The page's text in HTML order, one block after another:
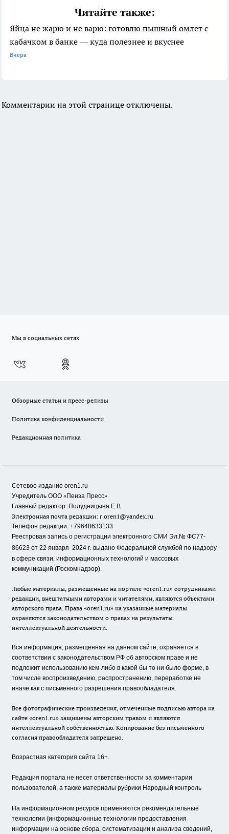
Читайте также:
Яйца не жарю и не варю: готовлю пышный омлет с
кабачком в банке — куда полезнее и вкуснее
Вчера
Комментарии на этой странице отключены.
Мы в социальных сетях
Обзорные статьи и пресс-релизы
Политика конфиденциальности
Редакционная политика
Сетевое издание oren1.ru
Учредитель ООО «Пенза Пресс»
Главный редактор: Полудницына Е.В.
Электронная почта редакции: r.oren1@yandex.ru
Телефон редакции: +79648633133
Реестровая запись о регистрации электронного СМИ Эл.№ ФС77-
86623 от 22 января 2024 г. выдано Федеральной службой по надзору
в сфере связи, информационных технологий и массовых
коммуникаций (Роскомнадзор).
Любые материалы, размещенные на портале «oren1.ru» сотрудниками
редакции, внештатными авторами и читателями, являются объектами
авторского права. Права «oren1.ru» на указанные материалы
охраняются законодательством о правах на результаты
интеллектуальной деятельности.
Вся информация, размещенная на данном сайте, охраняется в
соответствии с законодательством РФ об авторском праве и не
подлежит использованию кем-либо в какой бы то ни было форме, в
том числе воспроизведению, распространению, переработке не
иначе как с письменного разрешения правообладателя.
Все фотографические произведения, отмеченные подписью автора на
сайте «oren1.ru» защищены авторским правом и являются
интеллектуальной собственностью. Копирование без письменного
согласия правообладателя запрещено.
Возрастная категория сайта 16+.
Редакция портала не несет ответственности за комментарии
пользователей, а также материалы рубрики Народный контроль
На информационном ресурсе применяются рекомендательные
технологии (информационные технологии предоставления
информации на основе сбора, систематизации и анализа сведений,